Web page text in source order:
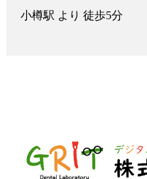
小樽駅 より 徒歩5分